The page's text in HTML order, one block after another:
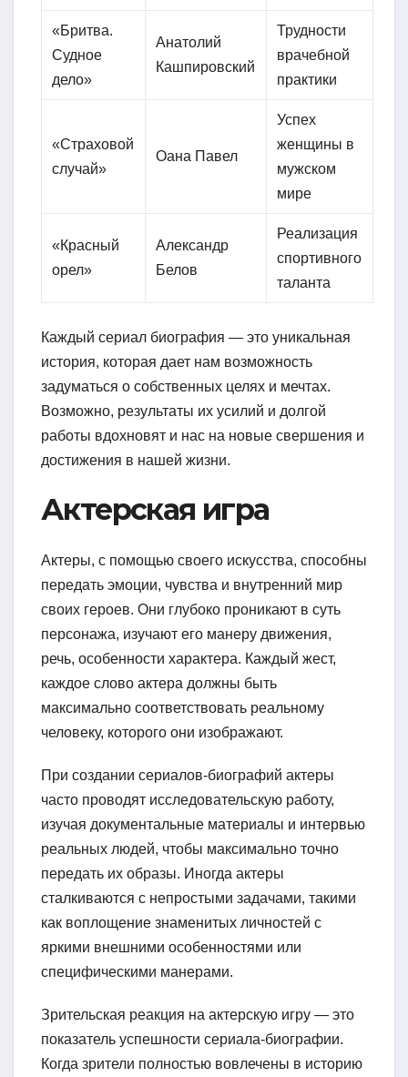
«Бритва.
Судное
дело»
Анатолий
Кашпировский
Трудности
врачебной
практики
«Страховой
случай»
Оана Павел
Успех
женщины в
мужском
мире
«Красный
орел»
Александр
Белов
Реализация
спортивного
таланта
Каждый сериал биография — это уникальная
история, которая дает нам возможность
задуматься о собственных целях и мечтах.
Возможно, результаты их усилий и долгой
работы вдохновят и нас на новые свершения и
достижения в нашей жизни.
Актерская игра
Актеры, с помощью своего искусства, способны
передать эмоции, чувства и внутренний мир
своих героев. Они глубоко проникают в суть
персонажа, изучают его манеру движения,
речь, особенности характера. Каждый жест,
каждое слово актера должны быть
максимально соответствовать реальному
человеку, которого они изображают.
При создании сериалов-биографий актеры
часто проводят исследовательскую работу,
изучая документальные материалы и интервью
реальных людей, чтобы максимально точно
передать их образы. Иногда актеры
сталкиваются с непростыми задачами, такими
как воплощение знаменитых личностей с
яркими внешними особенностями или
специфическими манерами.
Зрительская реакция на актерскую игру — это
показатель успешности сериала-биографии.
Когда зрители полностью вовлечены в историю